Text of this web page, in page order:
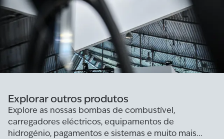
Explorar outros produtos
Explore as nossas bombas de combustível,
carregadores eléctricos, equipamentos de
hidrogénio, pagamentos e sistemas e muito mais...